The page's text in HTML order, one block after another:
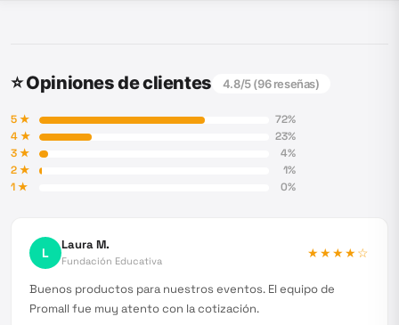
⭐ Opiniones de clientes 4.8/5 (96reseñas)
5★ 72%
4★ 23%
3★ 4%
2★ 1%
1★ 0%
L Laura M.
Fundación Educativa
★★★★☆
Buenos productos para nuestros eventos. El equipo de
Promall fue muy atento con la cotización.